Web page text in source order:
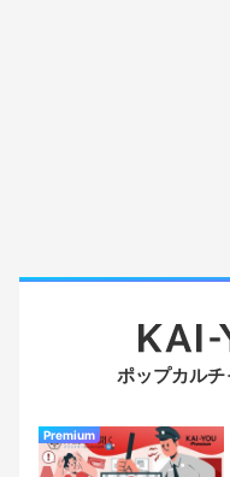
ポップカルチ
Premium